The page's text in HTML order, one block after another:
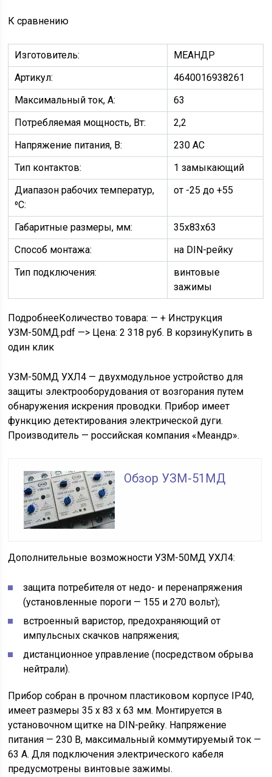
К сравнению
Изготовитель:
МЕАНДР
Артикул:
4640016938261
Максимальный ток, А:
63
Потребляемая мощность, Вт:
2,2
Напряжение питания, В:
230 АС
Тип контактов:
1 замыкающий
Диапазон рабочих температур,
⁰С:
от -25 до +55
Габаритные размеры, мм:
35х83х63
Способ монтажа:
на DIN-рейку
Тип подключения:
винтовые
зажимы
ПодробнееКоличество товара: — + Инструкция
УЗМ-50МД.pdf —> Цена:2 318 руб. В корзинуКупить в
один клик
УЗМ-50МД УХЛ4 — двухмодульное устройство для
защиты электрооборудования от возгорания путем
обнаружения искрения проводки. Прибор имеет
функцию детектирования электрической дуги.
Производитель — российская компания «Меандр».
Обзор УЗМ-51МД
Дополнительные возможности УЗМ-50МД УХЛ4:
защита потребителя от недо- и перенапряжения
(установленные пороги — 155 и 270 вольт);
встроенный варистор, предохраняющий от
импульсных скачков напряжения;
дистанционное управление (посредством обрыва
нейтрали).
Прибор собран в прочном пластиковом корпусе IP40,
имеет размеры 35 x 83 x 63 мм. Монтируется в
установочном щитке на DIN-рейку. Напряжение
питания — 230 В, максимальный коммутируемый ток —
63 А. Для подключения электрического кабеля
предусмотрены винтовые зажимы.